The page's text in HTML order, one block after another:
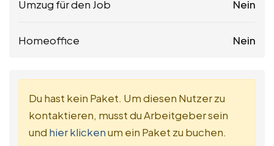
Umzug für den Job Nein
Homeoffice Nein
Du hast kein Paket. Um diesen Nutzer zu
kontaktieren, musst du Arbeitgeber sein
und hier klickenum ein Paket zu buchen.